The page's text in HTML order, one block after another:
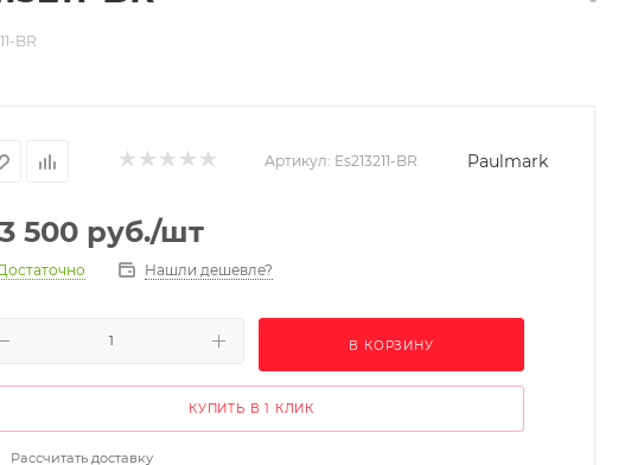
BR
Артикул: Es213211-BR Paulmark
500 руб./шт
Нашли дешевле?
В КОРЗИНУ
КУПИТЬ В 1 КЛИК
Рассчитать доставку